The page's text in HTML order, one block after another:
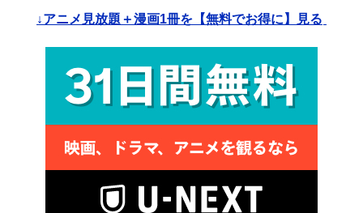
↓アニメ見放題＋漫画1冊を【無料でお得に】見る